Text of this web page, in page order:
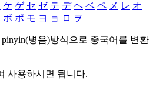
ケ ゲ セ ゼ テ デ ヘ ベ ペ メ レ オ
ボ ポ モ ヨ ョ ロ ヲ ―
병음)방식으로 중국어를 변환
사용하시면 됩니다.